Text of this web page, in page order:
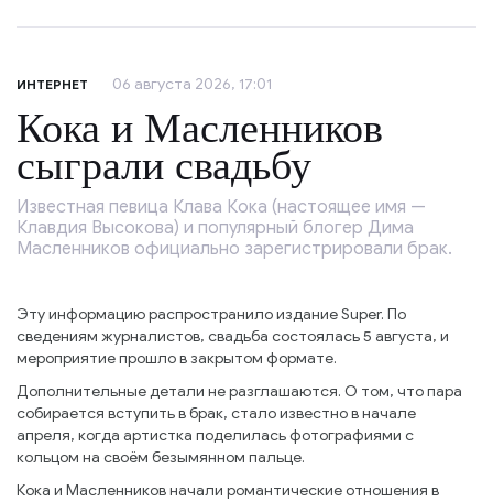
ИНТЕРНЕТ 06 августа 2026, 17:01
Кока и Масленников
сыграли свадьбу
Известная певица Клава Кока (настоящее имя —
Клавдия Высокова) и популярный блогер Дима
Масленников официально зарегистрировали брак.
Эту информацию распространило издание Super. По
сведениям журналистов, свадьба состоялась 5 августа, и
мероприятие прошло в закрытом формате.
Дополнительные детали не разглашаются. О том, что пара
собирается вступить в брак, стало известно в начале
апреля, когда артистка поделилась фотографиями с
кольцом на своём безымянном пальце.
Кока и Масленников начали романтические отношения в